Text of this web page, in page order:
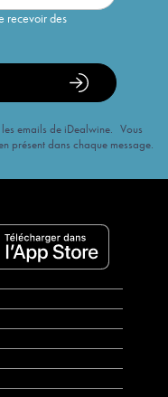
recevoir des
emails de iDealwine. Vous
présent dans chaque message.